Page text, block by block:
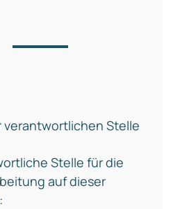
verantwortlichen Stelle
Stelle für die
auf dieser